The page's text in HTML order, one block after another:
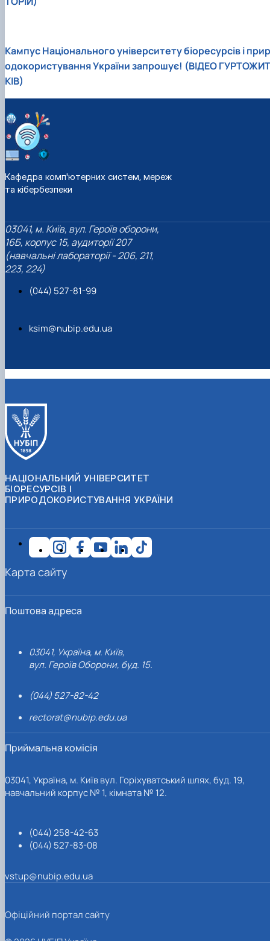
Кампус Національного університету біоресурсів і прир
одокористування України запрошує! (ВІДЕО ГУРТОЖИТ
КІВ)
Кафедра комп'ютерних систем, мереж
та кібербезпеки
03041, м. Київ, вул. Героїв оборони,
16Б, корпус 15, аудиторії 207
(навчальні лабораторії - 206, 211,
223, 224)
(044) 527-81-99
ksim@nubip.edu.ua
НАЦІОНАЛЬНИЙ УНІВЕРСИТЕТ
БІОРЕСУРСІВ І
ПРИРОДОКОРИСТУВАННЯ УКРАЇНИ
Поштова адреса
03041, Україна, м. Київ,
вул. Героїв Оборони, буд. 15.
(044) 527-82-42
rectorat@nubip.edu.ua
Приймальна комісія
03041, Україна, м. Київ вул. Горіхуватський шлях, буд. 19,
навчальний корпус № 1, кімната № 12.
(044) 258-42-63
(044) 527-83-08
vstup@nubip.edu.ua
Карта сайту
Офіційний портал сайту